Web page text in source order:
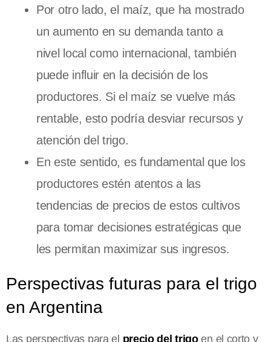
Por otro lado, el maíz, que ha mostrado
un aumento en su demanda tanto a
nivel local como internacional, también
puede influir en la decisión de los
productores. Si el maíz se vuelve más
rentable, esto podría desviar recursos y
atención del trigo.
En este sentido, es fundamental que los
productores estén atentos a las
tendencias de precios de estos cultivos
para tomar decisiones estratégicas que
les permitan maximizar sus ingresos.
Perspectivas futuras para el trigo
en Argentina
Las perspectivas para el precio del trigoen el corto y